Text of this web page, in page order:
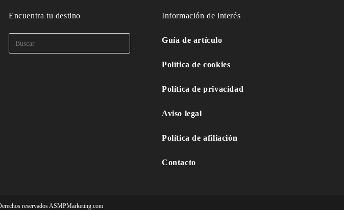
Encuentra tu destino Información de interés
Guía de artículo
Política de cookies
Política de privacidad
Aviso legal
Política de afiliación
Contacto
reservados ASMPMarketing.com